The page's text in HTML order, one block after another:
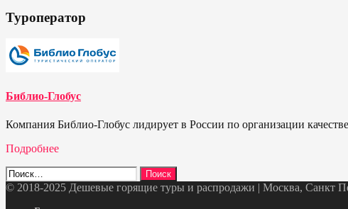
Туроператор
Библио-Глобус
Компания Библио-Глобус лидирует в России по организации
Подробнее
Найти:
© 2018-2025 Дешевые горящие туры и распродажи | Москва, Санкт